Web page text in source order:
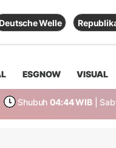
Deutsche Welle
ESGNOW VISUAL
Shubuh 04:44 WIB |